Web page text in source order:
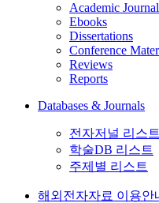
Academic
Ebooks
Dissertations
Conference
Reviews
Reports
Databases & Journals
전자저널 리스트
학술DB 리스트
주제별 리스트
해외전자자료 이용안